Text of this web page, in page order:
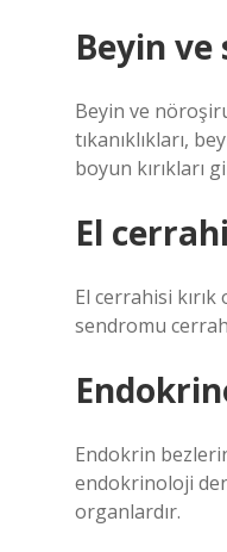
Beyin
Beyin ve
tıkanıklıkları,
boyun kırıkları
El
El cerrahisi
sendromu
Endokrin
endokrinoloji
organlardır.